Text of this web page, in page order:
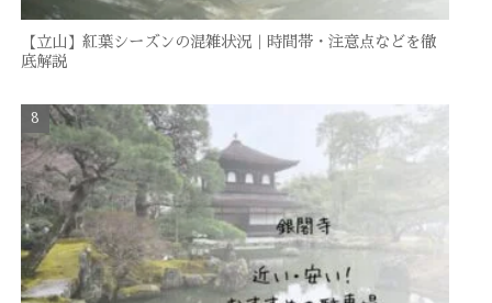
【立山】紅葉シーズンの混雑状況｜時間帯・注意点などを徹
底解説